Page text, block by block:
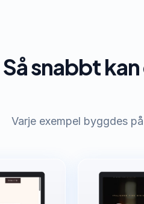
Så snabbt
Varje exempel byggdes